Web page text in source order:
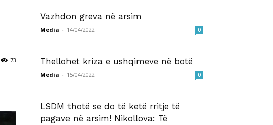
73
Vazhdon greva në arsim
Media - 14/04/2022 0
Thellohet kriza e ushqimeve në botë
Media - 15/04/2022 0
LSDM thotë se do të ketë rritje të
pagave në arsim! Nikollova: Të